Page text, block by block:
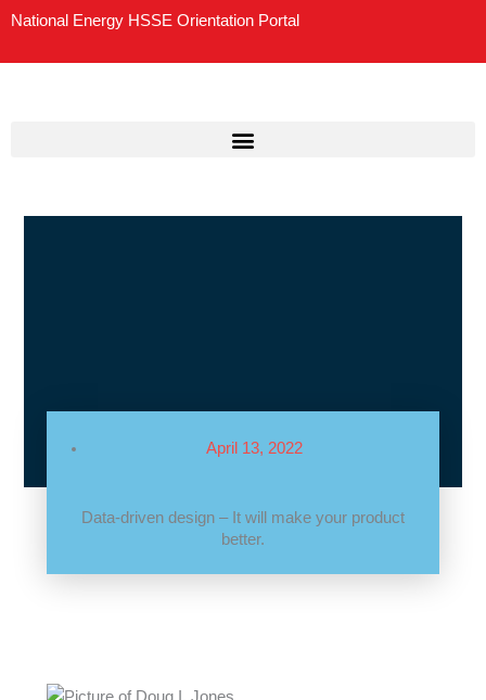
Skip
content
National Energy HSSE Orientation Portal
April 13, 2022
Data-driven design – It will make your product
better.